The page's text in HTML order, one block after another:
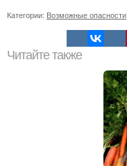
Категории: Возможные опасности
Читайте также